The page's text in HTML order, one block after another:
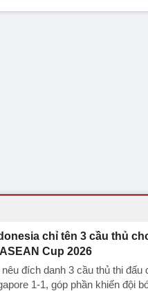
chỉ tên 3 cầu thủ
Cup 2026
đích danh 3 cầu thủ thi đấu
1-1, góp phần khiến đội